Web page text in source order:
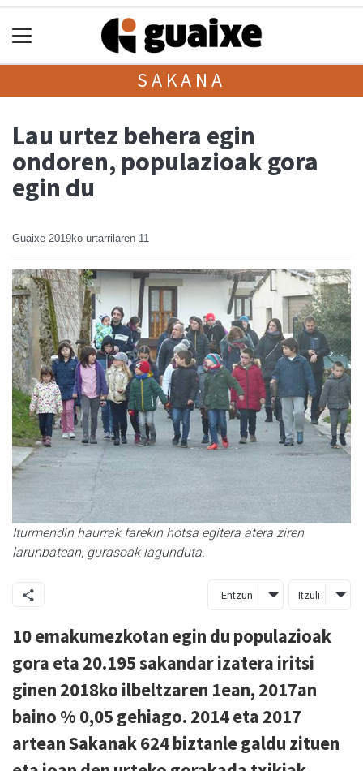
SAKANA
Lau urtez behera egin
ondoren, populazioak gora
egin du
Guaixe 2019ko urtarrilaren 11
Iturmendin haurrak farekin hotsa egitera atera ziren
larunbatean, gurasoak lagunduta.
Entzun Itzuli
10 emakumezkotan egin du populazioak
gora eta 20.195 sakandar izatera iritsi
ginen 2018ko ilbeltzaren 1ean, 2017an
baino % 0,05 gehiago. 2014 eta 2017
artean Sakanak 624 biztanle galdu zituen